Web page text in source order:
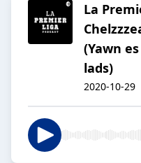
La
(Yawn
lads)
2020-10-29